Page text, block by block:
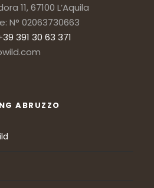
11, 67100 L’Aquila
N° 02063730663
391 30 63 371
ABRUZZO